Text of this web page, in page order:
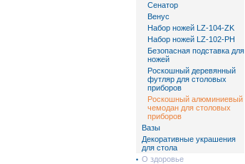
Сенатор
Венус
Набор ножей LZ-104-ZK
Набор ножей LZ-102-PH
Безопасная подставка для
ножей
Роскошный деревянный
футляр для столовых
приборов
Роскошный алюминиевый
чемодан для столовых
приборов
Вазы
Декоративные украшения
для стола
О здоровье